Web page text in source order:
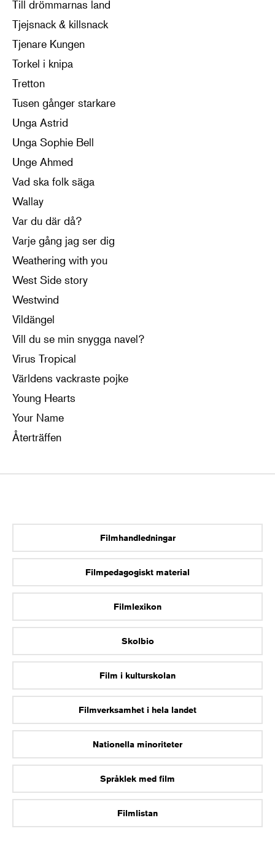
Till drömmarnas land
Tjejsnack & killsnack
Tjenare Kungen
Torkel i knipa
Tretton
Tusen gånger starkare
Unga Astrid
Unga Sophie Bell
Unge Ahmed
Vad ska folk säga
Wallay
Var du där då?
Varje gång jag ser dig
Weathering with you
West Side story
Westwind
Vildängel
Vill du se min snygga navel?
Virus Tropical
Världens vackraste pojke
Young Hearts
Your Name
Återträffen
Filmhandledningar
Filmpedagogiskt material
Filmlexikon
Skolbio
Film i kulturskolan
Filmverksamhet i hela landet
Nationella minoriteter
Språklek med film
Filmlistan